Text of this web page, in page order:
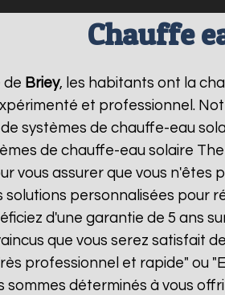
Chauffe
de Briey, les habitants ont la
et professionnel.
systèmes de chauffe-eau
de chauffe-eau solaire
vous assurer que vous
solutions personnalisées pour
d'une garantie de 5 ans
que vous serez satisfait
professionnel et rapide" ou
sommes déterminés à vous